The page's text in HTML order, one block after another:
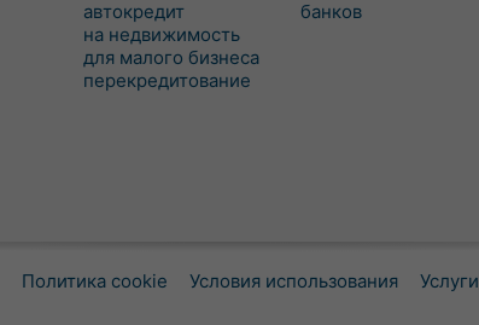
автокредит
на недвижимость
для малого бизнеса
перекредитование
банков
Политика cookie Условия использования Услуги